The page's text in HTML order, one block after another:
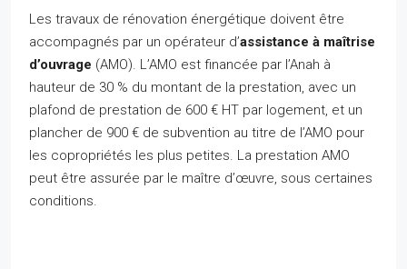
Les travaux de rénovation énergétique doivent être
accompagnés par un opérateur d’assistance à maîtrise
d’ouvrage (AMO). L’AMO est financée par l’Anah à
hauteur de 30 % du montant de la prestation, avec un
plafond de prestation de 600 € HT par logement, et un
plancher de 900 € de subvention au titre de l’AMO pour
les copropriétés les plus petites. La prestation AMO
peut être assurée par le maître d’œuvre, sous certaines
conditions.